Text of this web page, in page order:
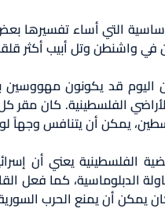
التي أساء تفسيرها بعض
في واشنطن وتل أبيب أكثر
قد يكونون مهووسين
الفلسطينية. كان
يمكن أن يتنافس وجهاً
الفلسطينية يعني أن
الدبلوماسية، كما فعل
يمكن أن يمنع الحرب